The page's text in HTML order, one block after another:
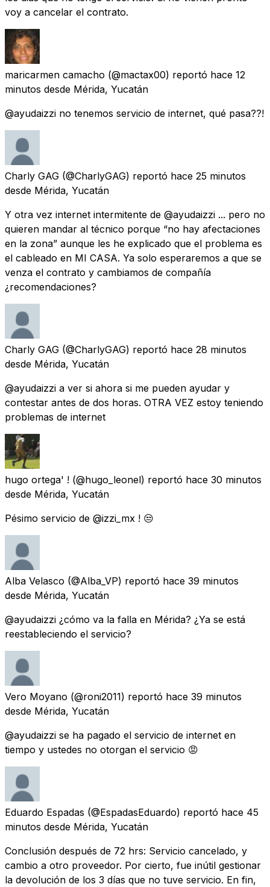
voy a cancelar el contrato.
maricarmen camacho (@mactax00) reportó hace 12
minutos desde Mérida, Yucatán
@ayudaizzi no tenemos servicio de internet, qué pasa??!
Charly GAG (@CharlyGAG) reportó hace 25 minutos
desde Mérida, Yucatán
Y otra vez internet intermitente de @ayudaizzi ... pero no
quieren mandar al técnico porque “no hay afectaciones
en la zona” aunque les he explicado que el problema es
el cableado en MI CASA. Ya solo esperaremos a que se
venza el contrato y cambiamos de compañía
¿recomendaciones?
Charly GAG (@CharlyGAG) reportó hace 28 minutos
desde Mérida, Yucatán
@ayudaizzi a ver si ahora si me pueden ayudar y
contestar antes de dos horas. OTRA VEZ estoy teniendo
problemas de internet
hugo ortega' ! (@hugo_leonel) reportó hace 30 minutos
desde Mérida, Yucatán
Pésimo servicio de @izzi_mx ! 😒
Alba Velasco (@Alba_VP) reportó hace 39 minutos
desde Mérida, Yucatán
@ayudaizzi ¿cómo va la falla en Mérida? ¿Ya se está
reestableciendo el servicio?
Vero Moyano (@roni2011) reportó hace 39 minutos
desde Mérida, Yucatán
@ayudaizzi se ha pagado el servicio de internet en
tiempo y ustedes no otorgan el servicio 😡
Eduardo Espadas (@EspadasEduardo) reportó hace 45
minutos desde Mérida, Yucatán
Conclusión después de 72 hrs: Servicio cancelado, y
cambio a otro proveedor. Por cierto, fue inútil gestionar
la devolución de los 3 días que no tuve servicio. En fin,